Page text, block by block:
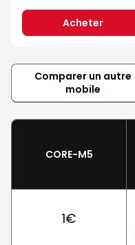
Acheter
Comparer un autre
mobile
CORE-M5
1€